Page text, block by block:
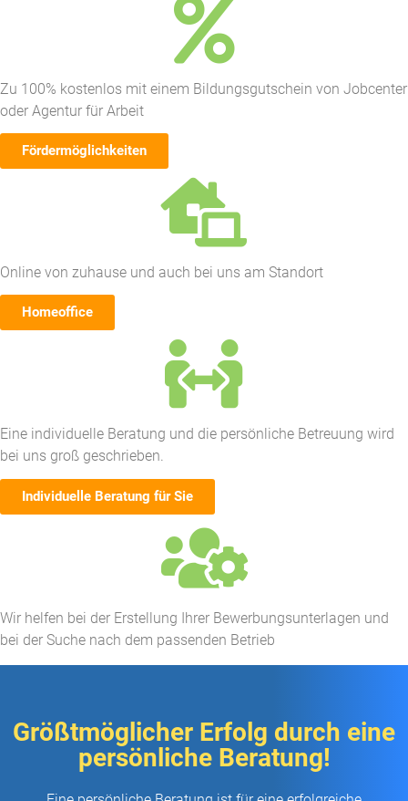
Zu 100% kostenlos mit einem Bildungsgutschein von Jobcenter
oder Agentur für Arbeit
Fördermöglichkeiten
Online von zuhause und auch bei uns am Standort
Homeoffice
Eine individuelle Beratung und die persönliche Betreuung wird
bei uns groß geschrieben.
Individuelle Beratung für Sie
Wir helfen bei der Erstellung Ihrer Bewerbungsunterlagen und
bei der Suche nach dem passenden Betrieb​
Größtmöglicher Erfolg durch eine
persönliche Beratung!